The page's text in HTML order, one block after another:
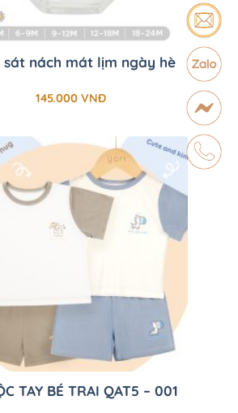
sát nách mát lịm ngày hè
145.000 VNĐ
TAY BÉ TRAI QAT5 – 001